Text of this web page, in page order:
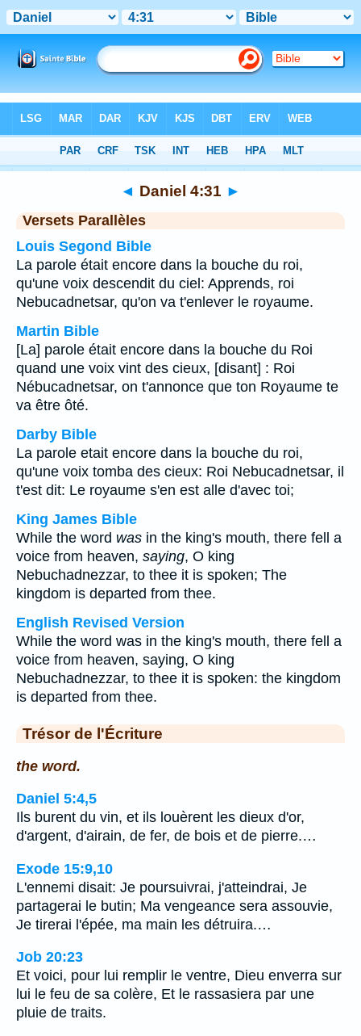
Chapitre 4> Verset 31
◄ Daniel 4:31 ►
Versets Parallèles
Louis Segond Bible
La parole était encore dans la bouche du roi,
qu'une voix descendit du ciel: Apprends, roi
Nebucadnetsar, qu'on va t'enlever le royaume.
Martin Bible
[La] parole était encore dans la bouche du Roi
quand une voix vint des cieux, [disant] : Roi
Nébucadnetsar, on t'annonce que ton Royaume te
va être ôté.
Darby Bible
La parole etait encore dans la bouche du roi,
qu'une voix tomba des cieux: Roi Nebucadnetsar, il
t'est dit: Le royaume s'en est alle d'avec toi;
King James Bible
While the word was in the king's mouth, there fell a
voice from heaven, saying, O king
Nebuchadnezzar, to thee it is spoken; The
kingdom is departed from thee.
English Revised Version
While the word was in the king's mouth, there fell a
voice from heaven, saying, O king
Nebuchadnezzar, to thee it is spoken: the kingdom
is departed from thee.
Trésor de l'Écriture
the word.
Daniel 5:4,5
Ils burent du vin, et ils louèrent les dieux d'or,
d'argent, d'airain, de fer, de bois et de pierre.…
Exode 15:9,10
L'ennemi disait: Je poursuivrai, j'atteindrai, Je
partagerai le butin; Ma vengeance sera assouvie,
Je tirerai l'épée, ma main les détruira.…
Job 20:23
Et voici, pour lui remplir le ventre, Dieu enverra sur
lui le feu de sa colère, Et le rassasiera par une
pluie de traits.